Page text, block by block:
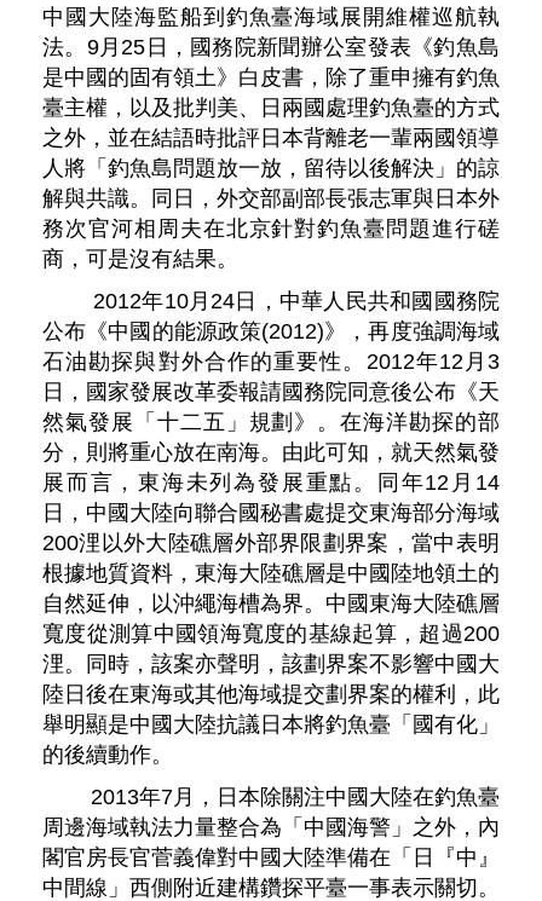
中國大陸海監船到釣魚臺海域展開維權巡航執
法。9月25日，國務院新聞辦公室發表《釣魚島
是中國的固有領土》白皮書，除了重申擁有釣魚
臺主權，以及批判美、日兩國處理釣魚臺的方式
之外，並在結語時批評日本背離老一輩兩國領導
人將「釣魚島問題放一放，留待以後解決」的諒
解與共識。同日，外交部副部長張志軍與日本外
務次官河相周夫在北京針對釣魚臺問題進行磋
商，可是沒有結果。
2012年10月24日，中華人民共和國國務院
公布《中國的能源政策(2012)》，再度強調海域
石油勘探與對外合作的重要性。2012年12月3
日，國家發展改革委報請國務院同意後公布《天
然氣發展「十二五」規劃》。在海洋勘探的部
分，則將重心放在南海。由此可知，就天然氣發
展而言，東海未列為發展重點。同年12月14
日，中國大陸向聯合國秘書處提交東海部分海域
200浬以外大陸礁層外部界限劃界案，當中表明
根據地質資料，東海大陸礁層是中國陸地領土的
自然延伸，以沖繩海槽為界。中國東海大陸礁層
寬度從測算中國領海寬度的基線起算，超過200
浬。同時，該案亦聲明，該劃界案不影響中國大
陸日後在東海或其他海域提交劃界案的權利，此
舉明顯是中國大陸抗議日本將釣魚臺「國有化」
的後續動作。
2013年7月，日本除關注中國大陸在釣魚臺
周邊海域執法力量整合為「中國海警」之外，內
閣官房長官菅義偉對中國大陸準備在「日『中』
中間線」西側附近建構鑽探平臺一事表示關切。